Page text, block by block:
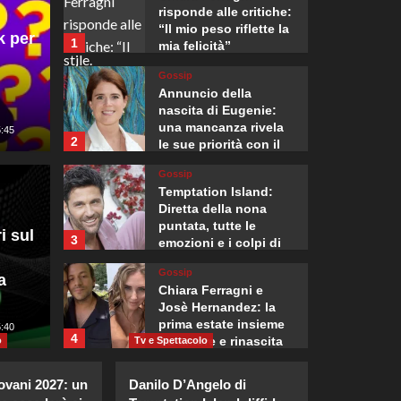
il nostro più
ma l’esistenza di
con o
per
sul
1
risponde alle critiche:
“Il mio peso riflette la
mia felicità”
2
Gossip
Annuncio della
nascita di Eugenie:
una mancanza rivela
le sue priorità con il
3
Gossip
Temptation Island:
Diretta della nona
puntata, tutte le
emozioni e i colpi di
4
Gossip
Chiara Ferragni e
Josè Hernandez: la
prima estate insieme
tra amore e rinascita
Laila Hasanovic,
2027: un
Tv e Spettacolo
Danilo D’Angelo di